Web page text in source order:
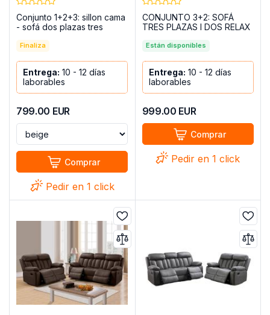
Conjunto 1+2+3: sillon cama
- sofá dos plazas tres
Finaliza
Entrega: 10 - 12 días
laborables
799.00 EUR
Comprar
Pedir en 1 click
CONJUNTO 3+2: SOFÁ
TRES PLAZAS I DOS RELAX
Están disponibles
Entrega: 10 - 12 días
laborables
999.00 EUR
Comprar
Pedir en 1 click